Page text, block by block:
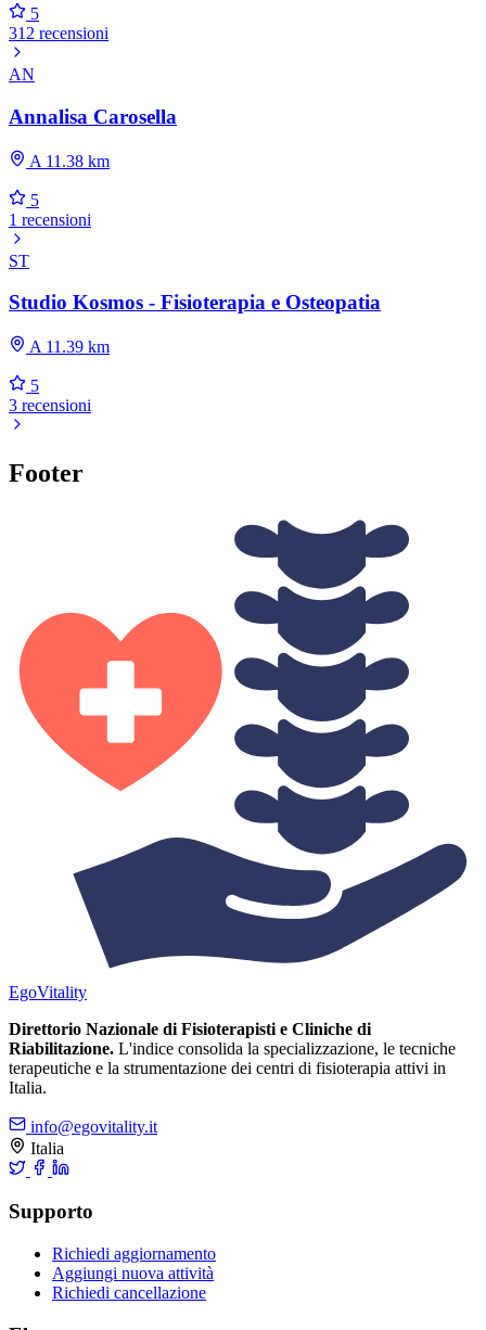
5
312 recensioni
AN
Annalisa Carosella
A 11.38 km
5
1 recensioni
ST
Studio Kosmos - Fisioterapia e Osteopatia
A 11.39 km
5
3 recensioni
Footer
EgoVitality
Direttorio Nazionale di Fisioterapisti e Cliniche di
Riabilitazione. L'indice consolida la specializzazione, le tecniche
terapeutiche e la strumentazione dei centri di fisioterapia attivi in
Italia.
info@egovitality.it
Italia
Supporto
Richiedi aggiornamento
Aggiungi nuova attività
Richiedi cancellazione